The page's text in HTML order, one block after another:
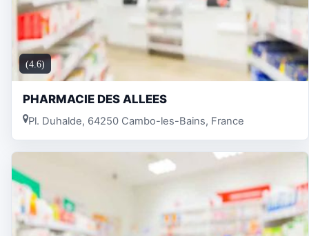
(4.6)
PHARMACIE DES ALLEES
Pl. Duhalde, 64250 Cambo-les-Bains, France